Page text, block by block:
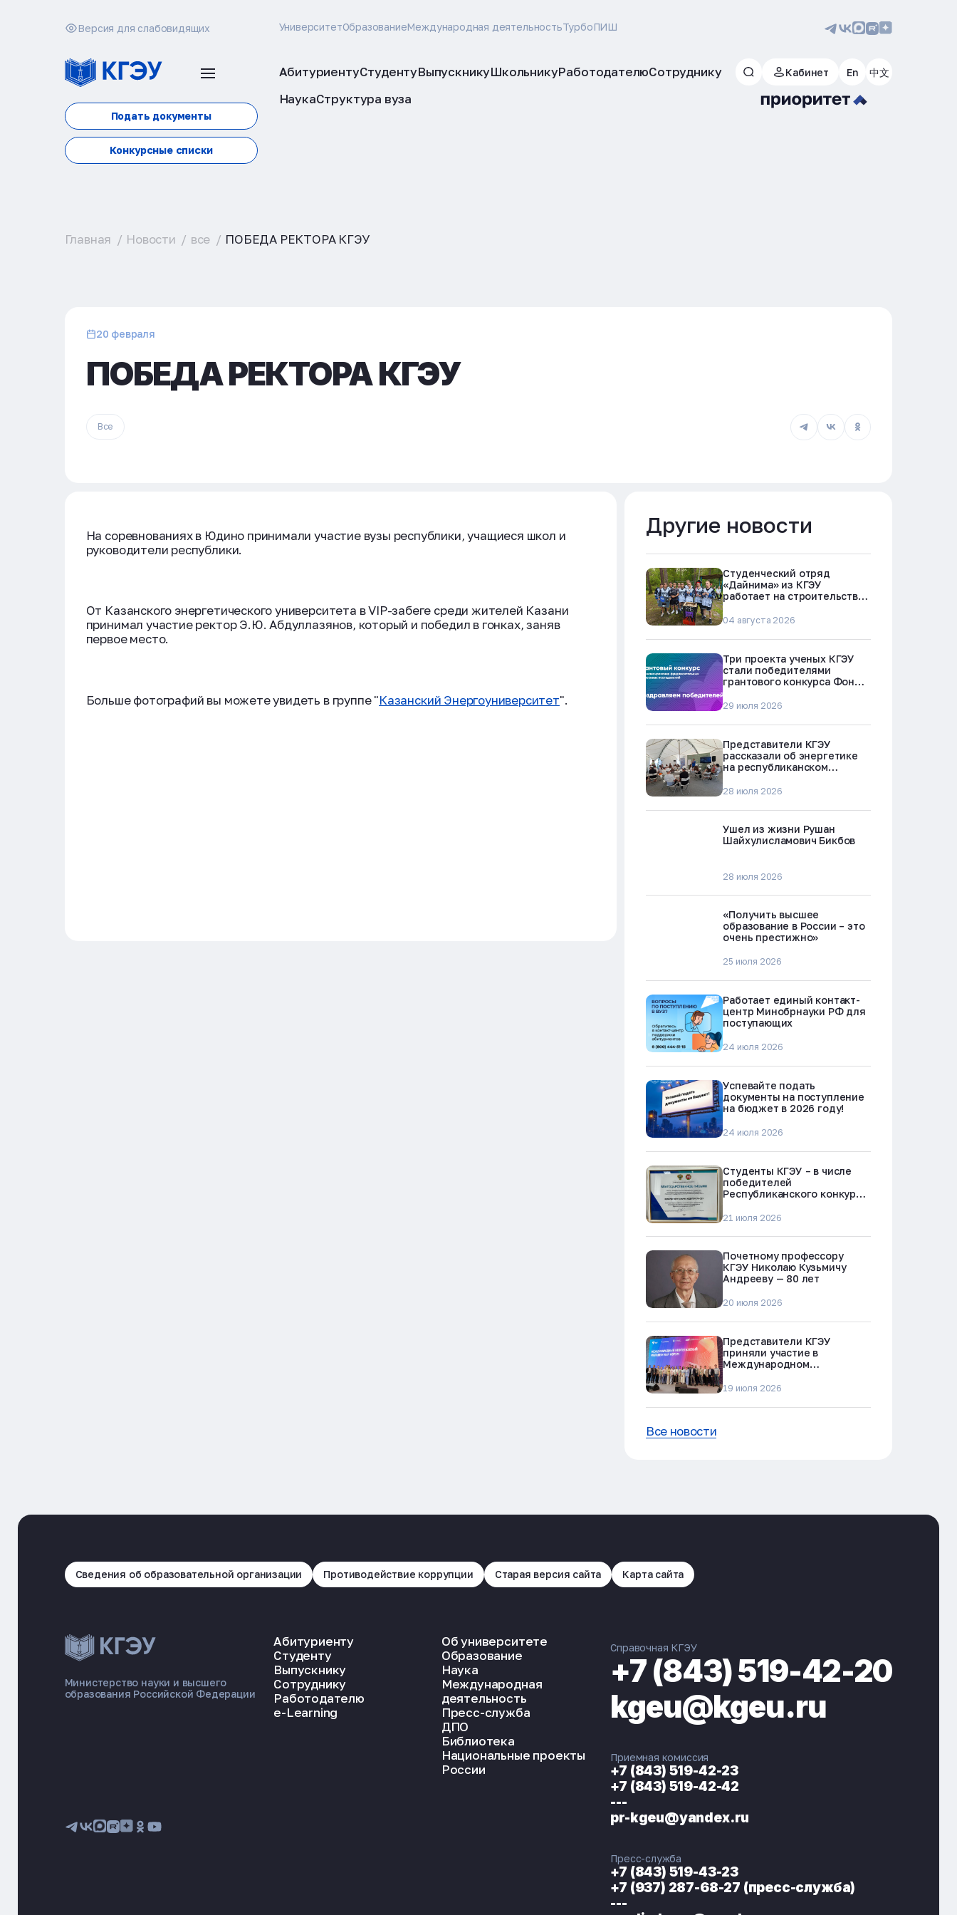
Версия для слабовидящих УниверситетОбразованиеМеждународная деятельностьТурбоПИШ
Подать документы
Конкурсные списки
АбитуриентуСтудентуВыпускникуШкольникуРаботодателюСотруднику
НаукаСтруктура вуза
Кабинет En 中文
ЭНЕРГОКОД — ПОМОЩНИК КГЭУ
Главная Новости все ПОБЕДА РЕКТОРА КГЭУ
20 февраля
ПОБЕДА РЕКТОРА КГЭУ
Все
На соревнованиях в Юдино принимали участие вузы республики, учащиеся школ и
руководители республики.
От Казанского энергетического университета в VIP-забеге среди жителей Казани
принимал участие ректор Э.Ю. Абдуллазянов, который и победил в гонках, заняв
первое место.
Больше фотографий вы можете увидеть в группе "Казанский Энергоуниверситет".
Другие новости
Студенческий отряд
«Дайнима» из КГЭУ
работает на строительстве
04 августа 2026
Три проекта ученых КГЭУ
стали победителями
грантового конкурса Фонда
Республики Татарстан
29 июля 2026
Представители КГЭУ
рассказали об энергетике
на республиканском
«Профессии будущего»
28 июля 2026
Ушел из жизни Рушан
Шайхулисламович Бикбов
28 июля 2026
«Получить высшее
образование в России – это
очень престижно»
25 июля 2026
Работает единый контакт-
центр Минобрнауки РФ для
поступающих
24 июля 2026
Успевайте подать
документы на поступление
на бюджет в 2026 году!
24 июля 2026
Студенты КГЭУ – в числе
победителей
Республиканского конкурса
наркотиков и телефонного
21 июля 2026
Почетному профессору
КГЭУ Николаю Кузьмичу
Андрееву — 80 лет
20 июля 2026
Представители КГЭУ
приняли участие в
Международном
форуме в Альметьевске
19 июля 2026
Все новости
Сведения об образовательной организации Противодействие коррупции Старая версия сайта Карта сайта
Министерство науки и высшего
образования Российской Федерации
Абитуриенту
Студенту
Выпускнику
Сотруднику
Работодателю
e-Learning
Об университете
Образование
Наука
Международная
деятельность
Пресс-служба
ДПО
Библиотека
Национальные проекты
России
Справочная КГЭУ
+7 (843) 519-42-20
kgeu@kgeu.ru
Приемная комиссия
+7 (843) 519-42-23
+7 (843) 519-42-42
---
pr-kgeu@yandex.ru
Пресс-служба
+7 (843) 519-43-23
+7 (937) 287-68-27 (пресс-служба)
---